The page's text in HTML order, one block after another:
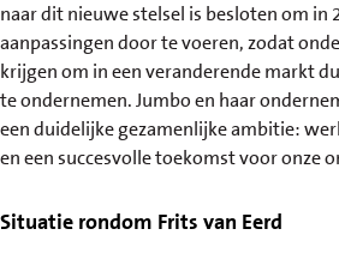
naar dit nieuwe stelsel is besloten om in
aanpassingen door te voeren, zodat
krijgen om in een veranderende markt
te ondernemen. Jumbo en haar
een duidelijke gezamenlijke ambitie:
en een succesvolle toekomst voor onze
Situatie rondom Frits van Eerd